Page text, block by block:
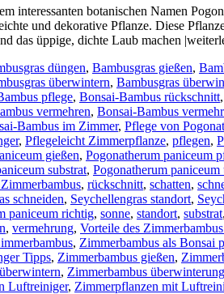
interessanten botanischen Namen
und dekorative Pflanze. Diese
das üppige, dichte Laub machen
düngen, Bambusgras gießen,
überwintern, Bambusgras
pflege, Bonsai-Bambus rückschnitt,
vermehren, Bonsai-Bambus
Bambus im Zimmer, Pflege von
, Pflegeleicht Zimmerpflanze, pflegen,
gießen, Pogonatherum paniceum
substrat, Pogonatherum
, rückschnitt, schatten,
schneiden, Seychellengras standort,
paniceum richtig, sonne, standort, substrat,
, vermehrung, Vorteile des
, Zimmerbambus als Bonsai
Tipps, Zimmerbambus gießen,
, Zimmerbambus überwinterung
Luftreiniger, Zimmerpflanzen mit